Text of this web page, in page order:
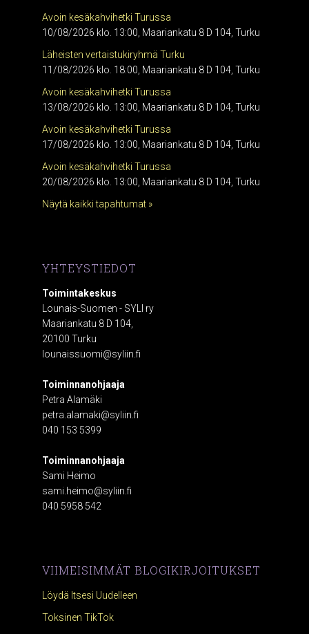
Avoin kesäkahvihetki Turussa
10/08/2026 klo. 13:00, Maariankatu 8 D 104, Turku
Läheisten vertaistukiryhmä Turku
11/08/2026 klo. 18:00, Maariankatu 8 D 104, Turku
Avoin kesäkahvihetki Turussa
13/08/2026 klo. 13:00, Maariankatu 8 D 104, Turku
Avoin kesäkahvihetki Turussa
17/08/2026 klo. 13:00, Maariankatu 8 D 104, Turku
Avoin kesäkahvihetki Turussa
20/08/2026 klo. 13:00, Maariankatu 8 D 104, Turku
Näytä kaikki tapahtumat »
YHTEYSTIEDOT
Toimintakeskus
Lounais-Suomen - SYLI ry
Maariankatu 8 D 104,
20100 Turku
lounaissuomi@syliin.fi
Toiminnanohjaaja
Petra Alamäki
petra.alamaki@syliin.fi
040 153 5399
Toiminnanohjaaja
Sami Heimo
sami.heimo@syliin.fi
040 5958 542
VIIMEISIMMÄT BLOGIKIRJOITUKSET
Löydä Itsesi Uudelleen
Toksinen TikTok